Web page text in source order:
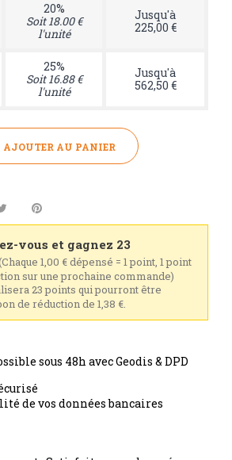
20%
Soit 18.00 €
l'unité
Jusqu'à
225,00 €
25%
Soit 16.88 €
l'unité
Jusqu'à
562,50 €
AJOUTER AU PANIER
vous et gagnez 23
1,00 € dépensé = 1 point, 1 point
sur une prochaine commande)
23 points qui pourront être
de réduction de 1,38 €.
sous 48h avec Geodis & DPD
de vos données bancaires